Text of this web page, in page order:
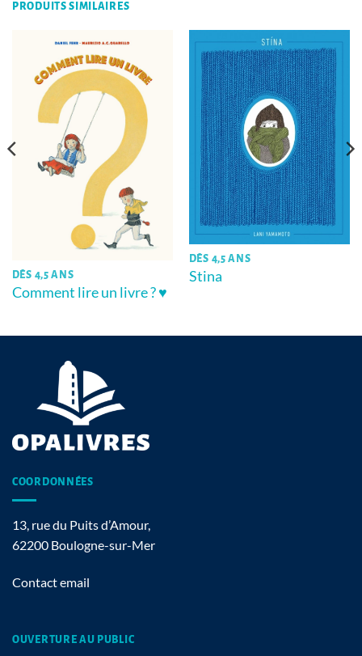
PRODUITS SIMILAIRES
DÈS 4,5 ANS
Comment lire un livre ? ♥
DÈS 4,5 ANS
Stina
COORDONNÉES
13, rue du Puits d’Amour,
62200 Boulogne-sur-Mer
Contact email
OUVERTURE AU PUBLIC